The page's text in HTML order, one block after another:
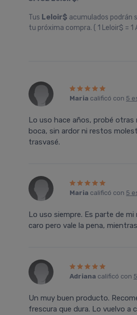
Tus Leloir$ acumulados podrán
tu próxima compra. ( 1 Leloir$ = 1
Maria calificó con 5
Lo uso hace años, probé otras
boca, sin ardor ni restos
trasvasé.
Maria calificó con 5
Lo uso siempre. Es parte de
caro pero vale la pena,
Adriana calificó con
Un muy buen producto.
frescura que dura. Lo vuelvo